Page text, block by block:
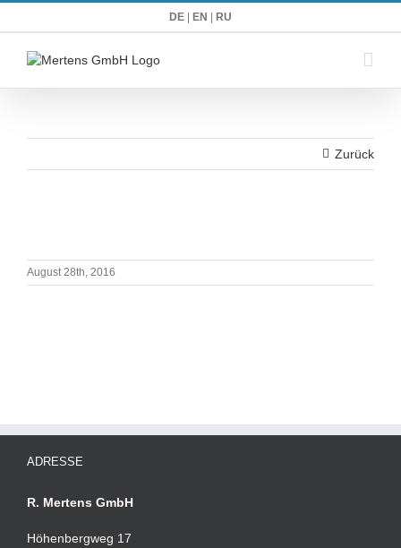
DE EN RU
Zurück
August 28th, 2016
ADRESSE
R. Mertens GmbH
Höhenbergweg 17